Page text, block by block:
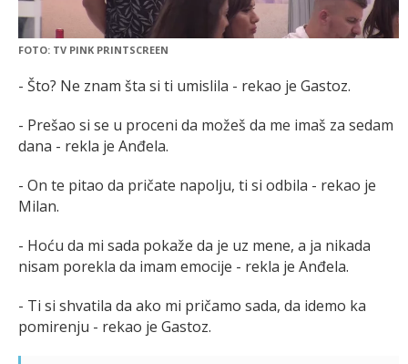
FOTO: TV PINK PRINTSCREEN
- Što? Ne znam šta si ti umislila - rekao je Gastoz.
- Prešao si se u proceni da možeš da me imaš za sedam
dana - rekla je Anđela.
- On te pitao da pričate napolju, ti si odbila - rekao je
Milan.
- Hoću da mi sada pokaže da je uz mene, a ja nikada
nisam porekla da imam emocije - rekla je Anđela.
- Ti si shvatila da ako mi pričamo sada, da idemo ka
pomirenju - rekao je Gastoz.